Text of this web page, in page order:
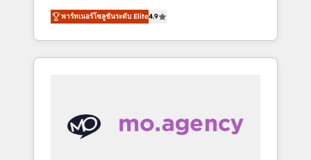
and tested Roadmap methodology will
ensure that you receive the best deployment
experience possible. Whether you are new to
HubSpot or seeking to turn around a poor
delivered, CC is the go-to Elite Solutions
Partner for businesses ready to migrate,
replatform, and scale smarter. We specialize
in high-impact CRM and CMS migrations and
turning fragmented systems into unified,
growth-ready HubSpot architectures that
พาร์ทเนอร์โซลูชันระดับ Elite4.9